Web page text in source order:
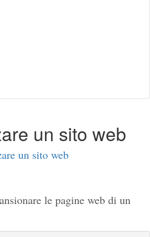
un sito web
un sito web
le pagine web di un